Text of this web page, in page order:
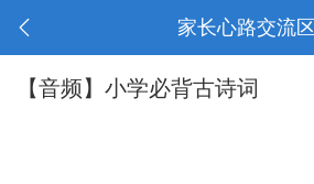
家长心路交流区
【音频】小学必背古诗词